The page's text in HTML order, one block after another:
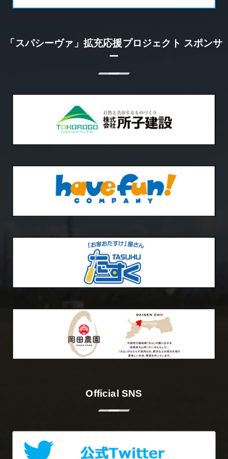
「スパシーヴァ」拡充応援プロジェクト スポンサ
ー
Official SNS